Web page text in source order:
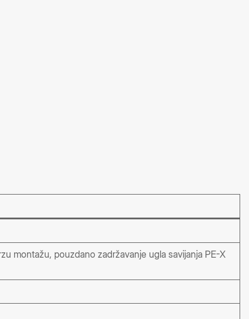
montažu, pouzdano zadržavanje ugla savijanja PE-X